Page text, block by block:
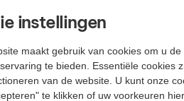
woningen
instellingen
maakt gebruik van cookies om u
te bieden. Essentiële cookies
van de website. U kunt onze
te klikken of uw voorkeuren